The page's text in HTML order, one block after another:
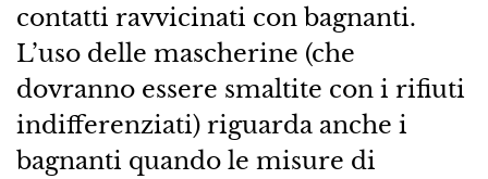
contatti ravvicinati con bagnanti.
L’uso delle mascherine (che
dovranno essere smaltite con i rifiuti
indifferenziati) riguarda anche i
bagnanti quando le misure di